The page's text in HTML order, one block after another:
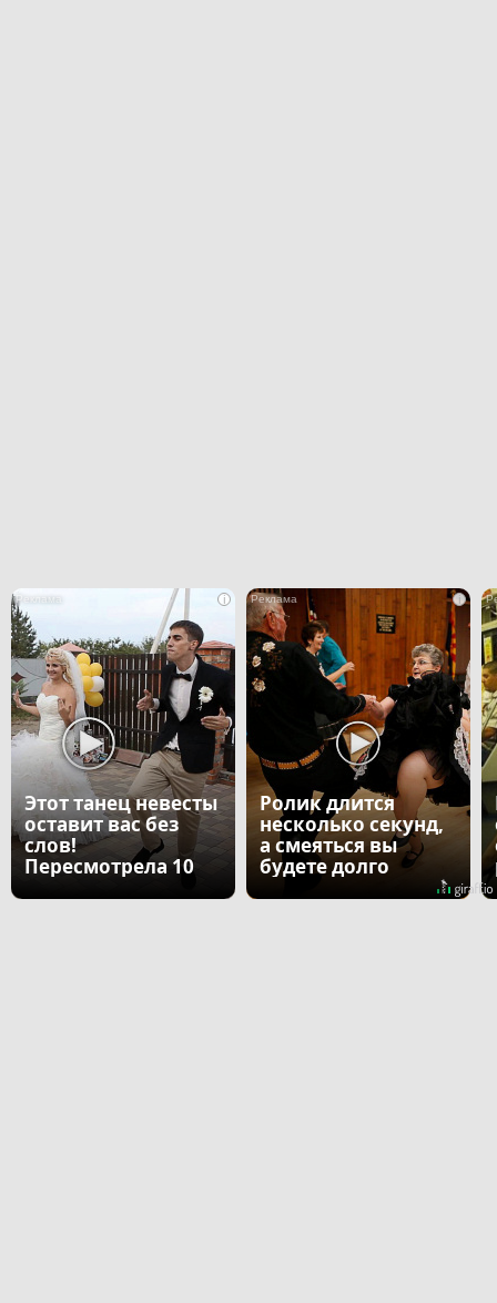
i
Этот танец невесты
оставит вас без
слов!
Пересмотрела 10
i
Ролик длится
несколько секунд,
а смеяться вы
будете долго